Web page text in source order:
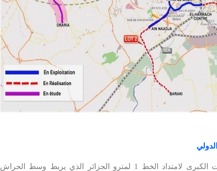
أُسندت أشغال إنجاز الهياكل و المُنشآت الكبرى لامتداد الخط 1 لمترو الجزائر الذي يربط وسط الحراش